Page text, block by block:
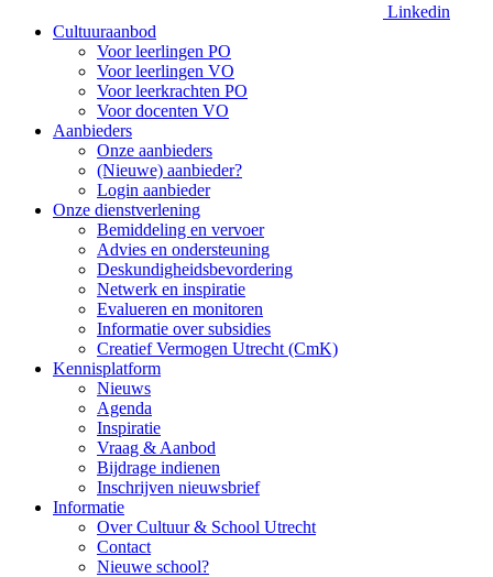
Linkedin
Cultuuraanbod
Voor leerlingen PO
Voor leerlingen VO
Voor leerkrachten PO
Voor docenten VO
Aanbieders
Onze aanbieders
(Nieuwe) aanbieder?
Login aanbieder
Onze dienstverlening
Bemiddeling en vervoer
Advies en ondersteuning
Deskundigheidsbevordering
Netwerk en inspiratie
Evalueren en monitoren
Informatie over subsidies
Creatief Vermogen Utrecht (CmK)
Kennisplatform
Nieuws
Agenda
Inspiratie
Vraag & Aanbod
Bijdrage indienen
Inschrijven nieuwsbrief
Informatie
Over Cultuur & School Utrecht
Contact
Nieuwe school?